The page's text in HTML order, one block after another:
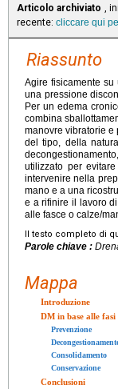
Articolo archiviato ,
recente: cliccare qui
Riassunto
Agire fisicamente
una pressione
Per un edema
combina
manovre vibratorie e
del tipo, della
utilizzato per
intervenire nella
mano e a una
e a rifinire il lavoro
alle fasce o calze/
Il testo completo di
Parole chiave :
Mappa
Introduzione
DM in base alle
Prevenzione
Consolidamento
Conservazione
Conclusioni